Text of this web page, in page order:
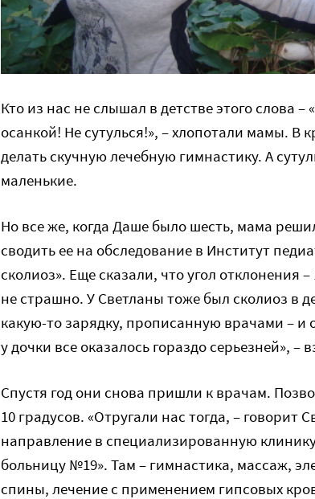
Кто из нас не слышал в детстве этого слова –
осанкой! Не сутулься!», – хлопотали мамы. В
делать скучную лечебную гимнастику. А
маленькие.
Но все же, когда Даше было шесть, мама
сводить ее на обследование в Институт
сколиоз». Еще сказали, что угол отклонения
не страшно. У Светланы тоже был сколиоз в
какую-то зарядку, прописанную врачами – и
у дочки все оказалось гораздо серьезней»,
Спустя год они снова пришли к врачам.
10 градусов. «Отругали нас тогда, –
направление в специализированную
больницу №19». Там – гимнастика, массаж,
спины, лечение с применением гипсовых